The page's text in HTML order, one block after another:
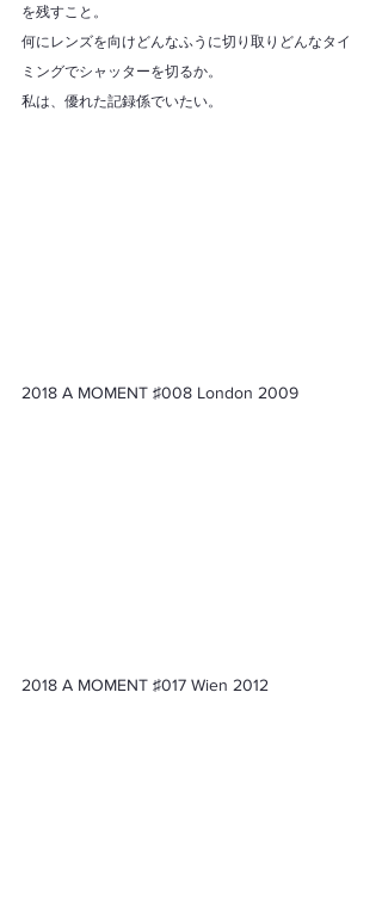
を残すこと。
何にレンズを向けどんなふうに切り取りどんなタイ
ミングでシャッターを切るか。
私は、優れた記録係でいたい。
2018 A MOMENT ♯008 London 2009
2018 A MOMENT ♯017 Wien 2012